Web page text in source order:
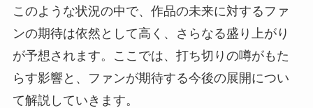
このような状況の中で、作品の未来に対するファ
ンの期待は依然として高く、さらなる盛り上がり
が予想されます。ここでは、打ち切りの噂がもた
らす影響と、ファンが期待する今後の展開につい
て解説していきます。